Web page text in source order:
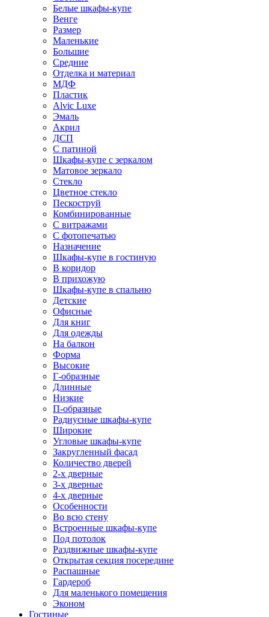
Белые шкафы-купе
Венге
Размер
Маленькие
Большие
Средние
Отделка и материал
МДФ
Пластик
Alvic Luxe
Эмаль
Акрил
ДСП
С патиной
Шкафы-купе с зеркалом
Матовое зеркало
Стекло
Цветное стекло
Пескоструй
Комбинированные
С витражами
С фотопечатью
Назначение
Шкафы-купе в гостиную
В коридор
В прихожую
Шкафы-купе в спальню
Детские
Офисные
Для книг
Для одежды
На балкон
Форма
Высокие
Г-образные
Длинные
Низкие
П-образные
Радиусные шкафы-купе
Широкие
Угловые шкафы-купе
Закругленный фасад
Количество дверей
2-х дверные
3-х дверные
4-х дверные
Особенности
Во всю стену
Встроенные шкафы-купе
Под потолок
Раздвижные шкафы-купе
Открытая секция посередине
Распашные
Гардероб
Для маленького помещения
Эконом
Гостиные